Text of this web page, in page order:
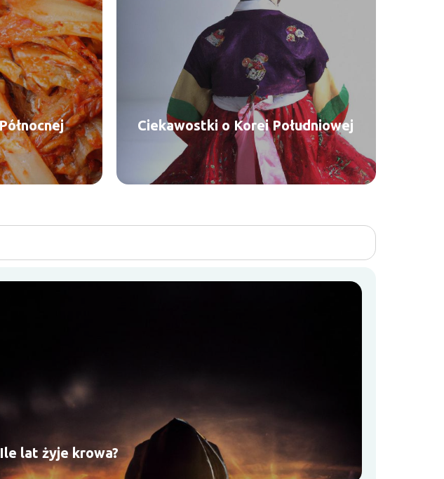
Ciekawostki o Korei Południowej
Ile lat żyje krowa?